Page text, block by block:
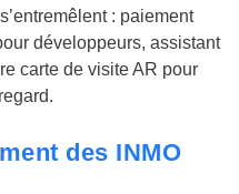
: paiement
développeurs, assistant
carte de visite AR pour
des INMO